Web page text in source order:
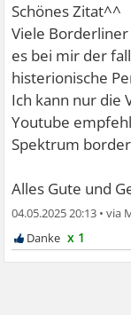
Schönes Zitat^^
Viele
es bei mir der
histerionische
Ich kann nur die
Youtube
Spektrum
Alles Gute und
04.05.2025 20:13 •
x 1